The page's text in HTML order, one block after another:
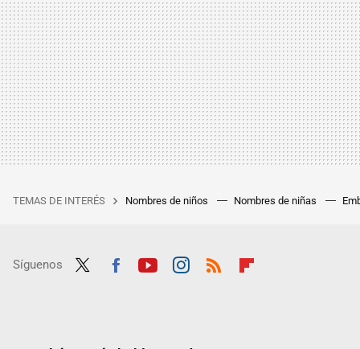
TEMAS DE INTERÉS Nombres de niños Nombres de niñas
Síguenos